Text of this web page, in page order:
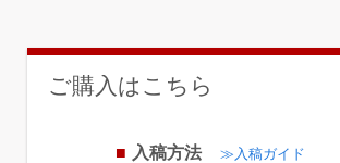
ご購入はこちら
入稿方法 ≫入稿ガイド